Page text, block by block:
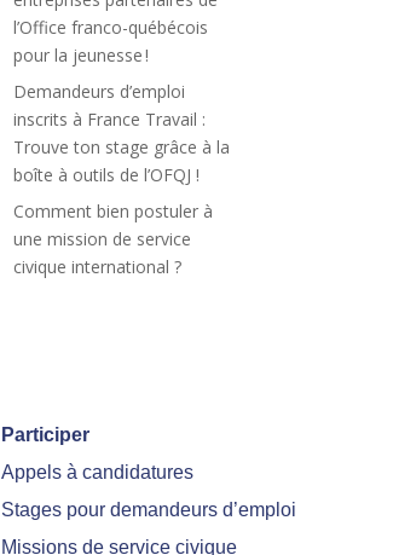
l’Office franco-québécois
pour la jeunesse !
Demandeurs d’emploi
inscrits à France Travail :
Trouve ton stage grâce à la
boîte à outils de l’OFQJ !
Comment bien postuler à
une mission de service
civique international ?
Participer
Appels à candidatures
Stages pour demandeurs d’emploi
Missions de service civique